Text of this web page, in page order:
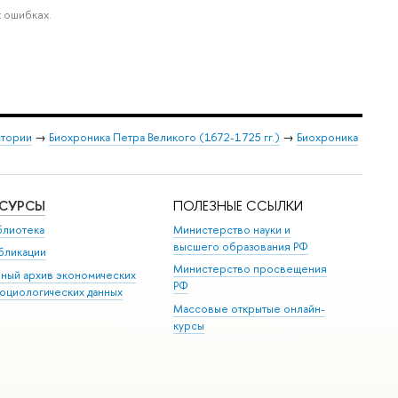
→ Биохроника Петра Великого (1672-1725 гг.) → Биохроника
архив экономических
данных
ПОЛЕЗНЫЕ ССЫЛКИ
Министерство науки и
высшего образования РФ
Министерство просвещения
РФ
Массовые открытые онлайн-
курсы